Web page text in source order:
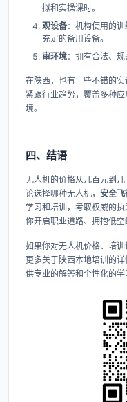
拟和实操课时。
观设备：机构使用的
充足的备用设备。
审环境：拥有合法、规
在陕西，也有一些不错的
紧跟行业趋势，覆盖多种
境。
四、结语
无人机的价格从几百元到
论选择哪种无人机，​ 安全飞
学习和培训，考取权威的
你开启职业道路、拥抱低空
如果你对无人机价格、培
更多关于陕西本地培训的详
供专业的解答和个性化的学